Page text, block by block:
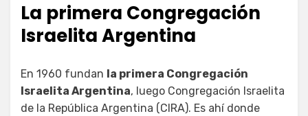
La primera Congregación
Israelita Argentina
En 1960 fundan la primera Congregación
Israelita Argentina, luego Congregación Israelita
de la República Argentina (CIRA). Es ahí donde